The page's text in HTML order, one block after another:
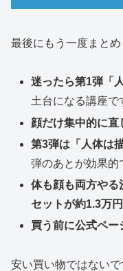
最後にもう一度まとめ
迷ったら第1弾「
土台になる講座で
顔だけ集中的に直
第3弾は「人体は
弾のあとが効果的
体も顔も両方やる
セットが約1.3万
買う前に公式ペー
安い買い物ではない